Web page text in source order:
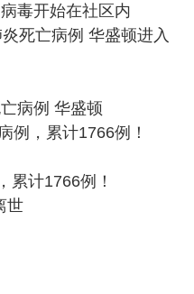
毒开始在社区内
病例 华盛顿
累计1766例！